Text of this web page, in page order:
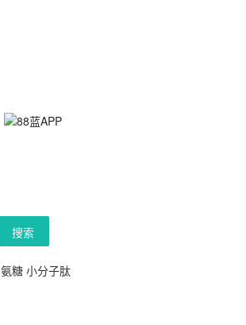
搜索
氨糖 小分子肽